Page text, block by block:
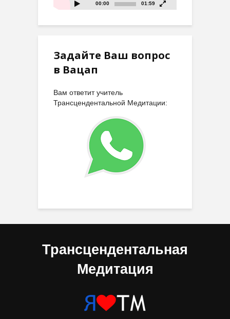
00:00 01:59
Задайте Ваш вопрос
в Вацап
Вам ответит учитель
Трансцендентальной Медитации:
Трансцендентальная
Медитация